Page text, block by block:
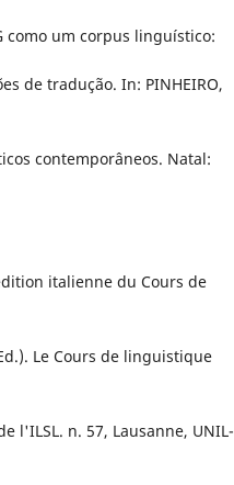
como um corpus linguístico:
de tradução. In: PINHEIRO,
contemporâneos. Natal:
italienne du Cours de
Le Cours de linguistique
l'ILSL. n. 57, Lausanne, UNIL-